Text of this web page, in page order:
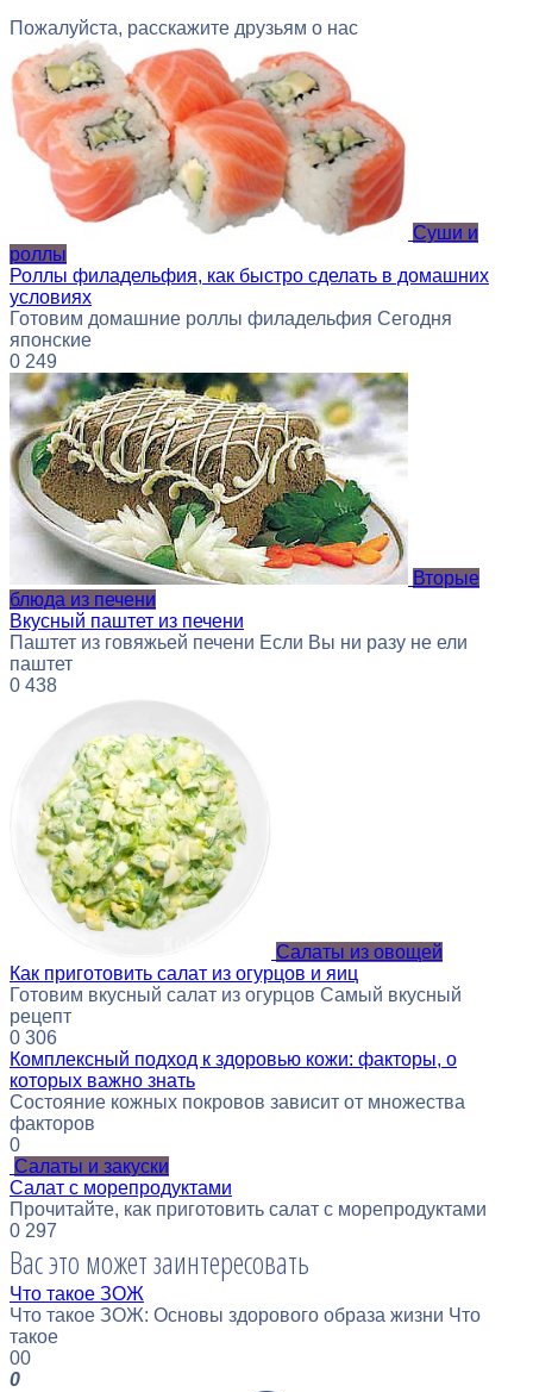
Пожалуйста, расскажите друзьям о нас
Суши и
роллы
Роллы филадельфия, как быстро сделать в домашних
условиях
Готовим домашние роллы филадельфия Сегодня
японские
0 249
Вторые
блюда из печени
Вкусный паштет из печени
Паштет из говяжьей печени Если Вы ни разу не ели
паштет
0 438
Салаты из овощей
Как приготовить салат из огурцов и яиц
Готовим вкусный салат из огурцов Самый вкусный
рецепт
0 306
Комплексный подход к здоровью кожи: факторы, о
которых важно знать
Состояние кожных покровов зависит от множества
факторов
0
Салаты и закуски
Салат с морепродуктами
Прочитайте, как приготовить салат с морепродуктами
0 297
Вас это может заинтересовать
Что такое ЗОЖ
Что такое ЗОЖ: Основы здорового образа жизни Что
такое
00
0